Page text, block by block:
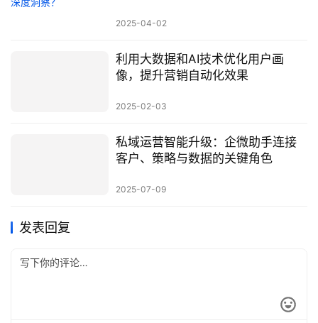
2025-04-02
利用大数据和AI技术优化用户画
像，提升营销自动化效果
2025-02-03
私域运营智能升级：企微助手连接
客户、策略与数据的关键角色
2025-07-09
发表回复